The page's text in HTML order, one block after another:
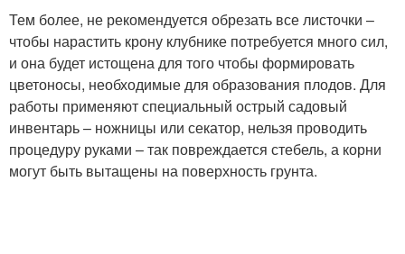
Тем более, не рекомендуется обрезать все листочки –
чтобы нарастить крону клубнике потребуется много сил,
и она будет истощена для того чтобы формировать
цветоносы, необходимые для образования плодов. Для
работы применяют специальный острый садовый
инвентарь – ножницы или секатор, нельзя проводить
процедуру руками – так повреждается стебель, а корни
могут быть вытащены на поверхность грунта.